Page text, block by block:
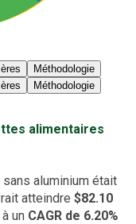
Méthodologie
Méthodologie
alimentaires
aluminium était
atteindre $82.10
un CAGR de 6.20%